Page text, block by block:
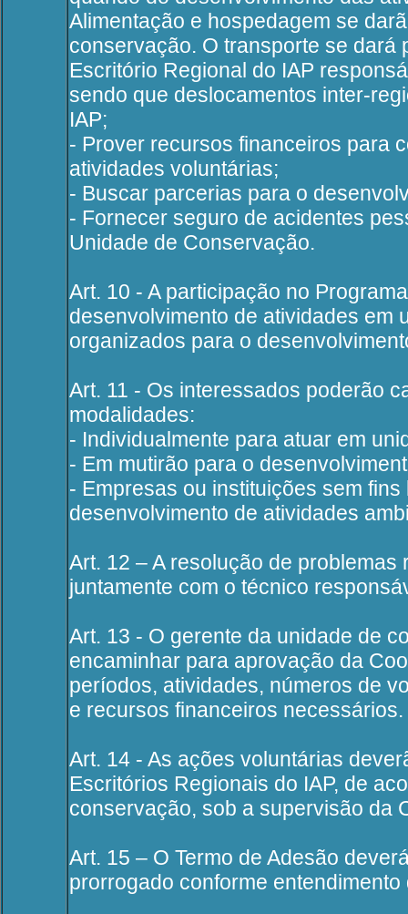
Alimentação e hospedagem se
conservação. O transporte se dará
Escritório Regional do IAP
sendo que deslocamentos inter-
IAP;
- Prover recursos financeiros para
atividades voluntárias;
- Buscar parcerias para o
- Fornecer seguro de acidentes
Unidade de Conservação.
Art. 10 - A participação no
desenvolvimento de atividades em
organizados para o
Art. 11 - Os interessados poderão
modalidades:
- Individualmente para atuar em
- Em mutirão para o
- Empresas ou instituições sem
desenvolvimento de atividades
Art. 12 – A resolução de
juntamente com o técnico
Art. 13 - O gerente da unidade de
encaminhar para aprovação da
períodos, atividades, números de
e recursos financeiros necessários.
Art. 14 - As ações voluntárias
Escritórios Regionais do IAP, de
conservação, sob a supervisão da
Art. 15 – O Termo de Adesão
prorrogado conforme